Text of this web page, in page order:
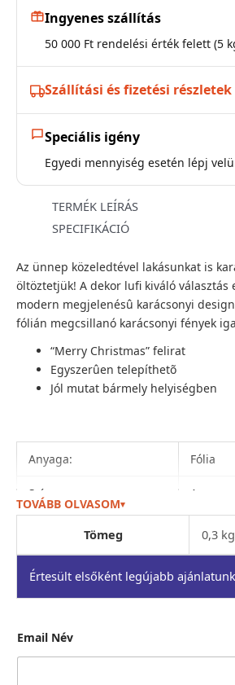
Ingyenes szállítás
50 000 Ft rendelési érték felett (5
Szállítási és fizetési részletek
Speciális igény
Egyedi mennyiség esetén lépj
TERMÉK LEÍRÁS
SPECIFIKÁCIÓ
Az ünnep közeledtével lakásunkat is
öltöztetjük! A dekor lufi kiváló választás
modern megjelenésû karácsonyi
fólián megcsillanó karácsonyi fények
“Merry Christmas” felirat
Egyszerûen telepíthetõ
Jól mutat bármely helyiségben
Anyaga: Fólia
Színe: Arany
Betûméret: ~10 x
TOVÁBB OLVASOM▾
Tömeg 0,3 kg
Értesült elsőként legújabb
Email Név